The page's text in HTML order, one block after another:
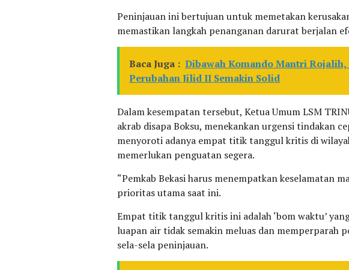
Peninjauan ini bertujuan untuk memetakan
memastikan langkah penanganan darurat berjalan
Baca Juga : Dibawah Komando Mantri Rojalih,
Perubahan Jilid II Semakin Solid
Dalam kesempatan tersebut, Ketua Umum LSM
akrab disapa Boksu, menekankan urgensi tindakan
menyoroti adanya empat titik tanggul kritis di
memerlukan penguatan segera.
“Pemkab Bekasi harus menempatkan keselamatan
prioritas utama saat ini.
Empat titik tanggul kritis ini adalah ‘bom waktu’
luapan air tidak semakin meluas dan memperparah
sela-sela peninjauan.